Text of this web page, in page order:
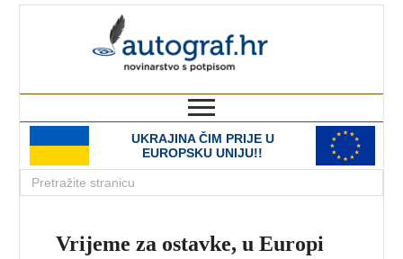
UKRAJINA ČIM PRIJE U
EUROPSKU UNIJU!!
Vrijeme za ostavke, u Europi